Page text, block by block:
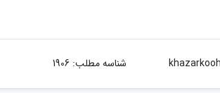
شناسه مطلب: 1906